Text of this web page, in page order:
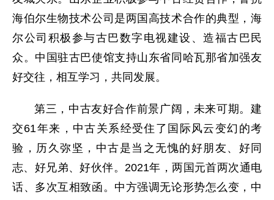
海伯尔生物技术公司是两国高技术合作的典型，海
尔公司积极参与古巴数字电视建设、造福古巴民
众。中国驻古巴使馆支持山东省同哈瓦那省加强友
好交往，相互学习，共同发展。
第三，中古友好合作前景广阔，未来可期。建
交61年来，中古关系经受住了国际风云变幻的考
验，历久弥坚，中古是当之无愧的好朋友、好同
志、好兄弟、好伙伴。2021年，两国元首两次通电
话、多次互相致函。中方强调无论形势怎么变，中